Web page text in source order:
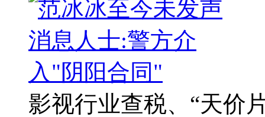
影视行业查税、“天价